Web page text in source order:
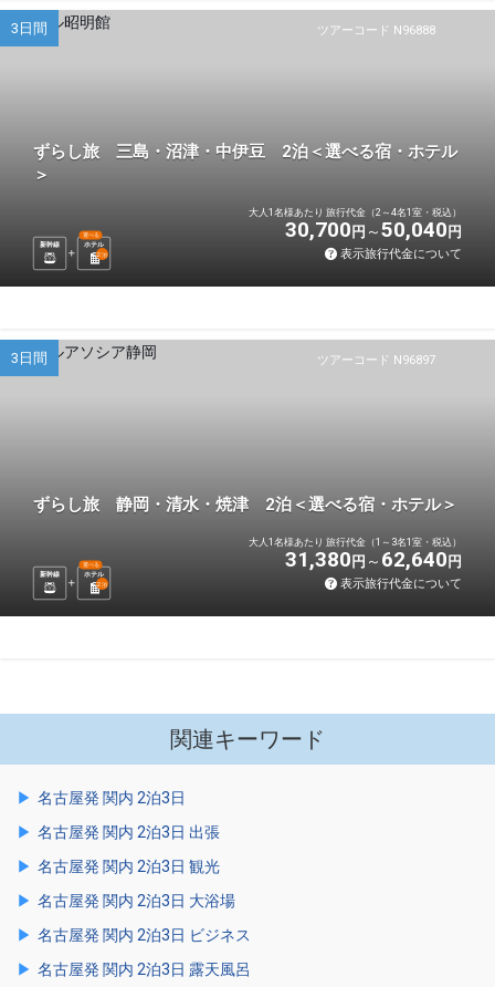
ツアーコード N96888
3日間
ずらし旅 三島・沼津・中伊豆 2泊＜選べる宿・ホテル
＞
新幹線 ホテル
選べる
2泊
大人1名様あたり 旅行代金（2～4名1室・税込）
30,700 円 50,040 円
表示旅行代金について
ツアーコード N96897
3日間
ずらし旅 静岡・清水・焼津 2泊＜選べる宿・ホテル＞
新幹線 ホテル
選べる
2泊
大人1名様あたり 旅行代金（1～3名1室・税込）
31,380 円 62,640 円
表示旅行代金について
関連キーワード
名古屋発 関内 2泊3日
名古屋発 関内 2泊3日 出張
名古屋発 関内 2泊3日 観光
名古屋発 関内 2泊3日 大浴場
名古屋発 関内 2泊3日 ビジネス
名古屋発 関内 2泊3日 露天風呂